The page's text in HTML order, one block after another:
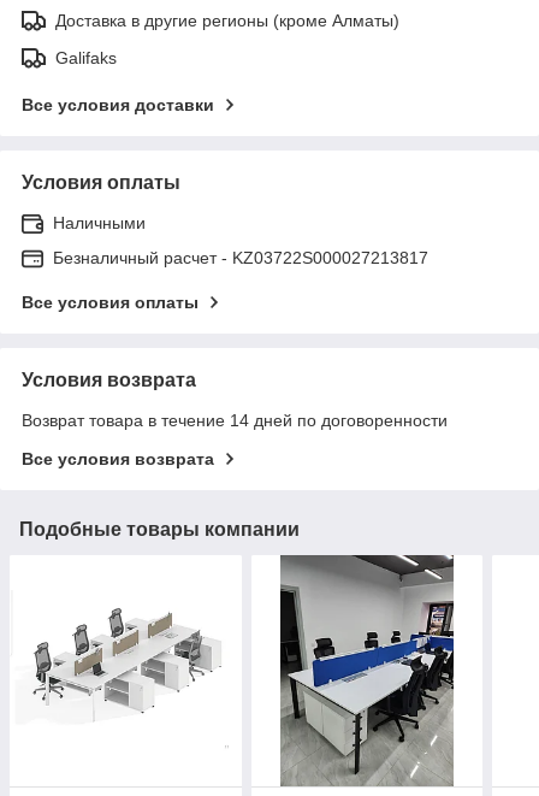
Доставка в другие регионы (кроме Алматы)
Galifaks
Все условия доставки
Условия оплаты
Наличными
Безналичный расчет - KZ03722S000027213817
Все условия оплаты
Условия возврата
Возврат товара в течение 14 дней по договоренности
Все условия возврата
Подобные товары компании